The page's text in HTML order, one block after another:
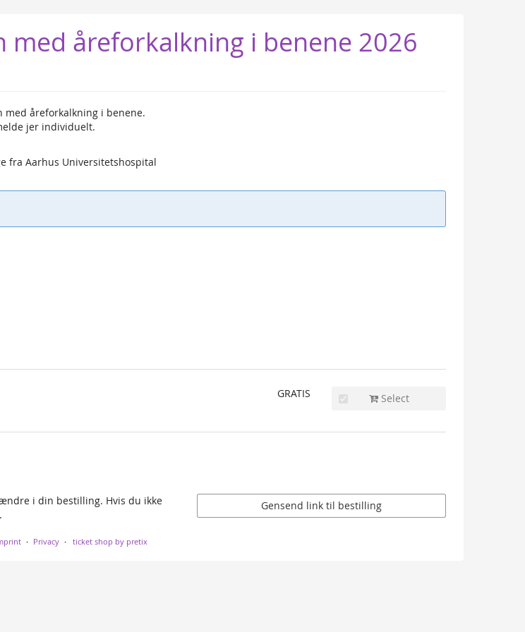
med åreforkalkning i benene 2026
åreforkalkning i benene.
jer individuelt.
fra Aarhus Universitetshospital
GRATIS Select
i din bestilling. Hvis du ikke
Gensend link til bestilling
Privacy ticket shop by pretix